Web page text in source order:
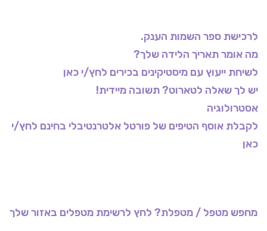
לרכישת ספר השמות הענק.
מה אומר תאריך הלידה שלך?
לשיחת ייעוץ עם מיסטיקינים בכירים לחץ/י כאן
יש לך שאלה לטארוט? תשובה מיידית!
אסטרולוגיה
לקבלת אוסף הטיפים של פורטל אלטרנטיבלי בחינם לחץ/י
כאן
מחפש מטפל / מטפלת? לחץ לרשימת מטפלים באזור שלך